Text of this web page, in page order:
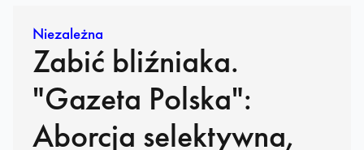
Niezależna
Zabić bliźniaka.
"Gazeta Polska":
Aborcja selektywna,